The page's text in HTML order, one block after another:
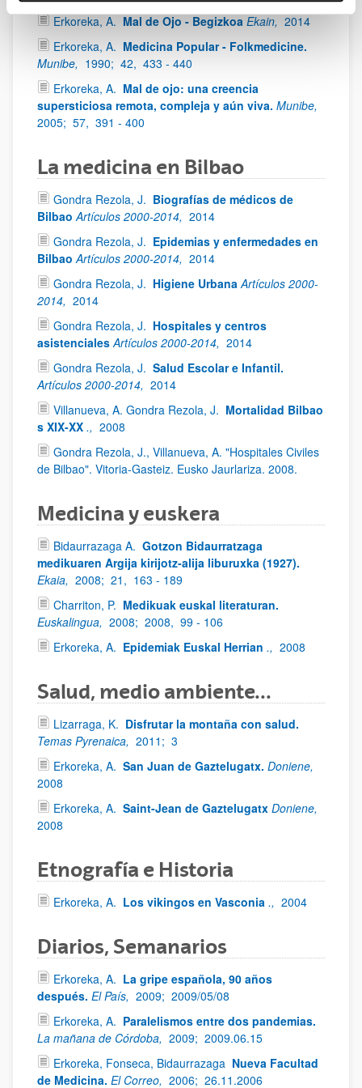
Erkoreka, A. Mal de Ojo - Begizkoa Ekain, 2014
Erkoreka, A. Medicina Popular - Folkmedicine.
Munibe, 1990; 42, 433 - 440
Erkoreka, A. Mal de ojo: una creencia
supersticiosa remota, compleja y aún viva. Munibe,
2005; 57, 391 - 400
La medicina en Bilbao
Gondra Rezola, J. Biografías de médicos de
Bilbao Artículos 2000-2014, 2014
Gondra Rezola, J. Epidemias y enfermedades en
Bilbao Artículos 2000-2014, 2014
Gondra Rezola, J. Higiene Urbana Artículos 2000-
2014, 2014
Gondra Rezola, J. Hospitales y centros
asistenciales Artículos 2000-2014, 2014
Gondra Rezola, J. Salud Escolar e Infantil.
Artículos 2000-2014, 2014
Villanueva, A. Gondra Rezola, J. Mortalidad Bilbao
s XIX-XX ., 2008
Gondra Rezola, J., Villanueva, A. "Hospitales Civiles
de Bilbao". Vitoria-Gasteiz. Eusko Jaurlariza. 2008.
Medicina y euskera
Bidaurrazaga A. Gotzon Bidaurratzaga
medikuaren Argija kirijotz-alija liburuxka (1927).
Ekaia, 2008; 21, 163 - 189
Charriton, P. Medikuak euskal literaturan.
Euskalingua, 2008; 2008, 99 - 106
Erkoreka, A. Epidemiak Euskal Herrian ., 2008
Salud, medio ambiente...
Lizarraga, K. Disfrutar la montaña con salud.
Temas Pyrenaica, 2011; 3
Erkoreka, A. San Juan de Gaztelugatx. Doniene,
2008
Erkoreka, A. Saint-Jean de Gaztelugatx Doniene,
2008
Etnografía e Historia
Erkoreka, A. Los vikingos en Vasconia ., 2004
Diarios, Semanarios
Erkoreka, A. La gripe española, 90 años
después. El País, 2009; 2009/05/08
Erkoreka, A. Paralelismos entre dos pandemias.
La mañana de Córdoba, 2009; 2009.06.15
Erkoreka, Fonseca, Bidaurrazaga Nueva Facultad
de Medicina. El Correo, 2006; 26.11.2006